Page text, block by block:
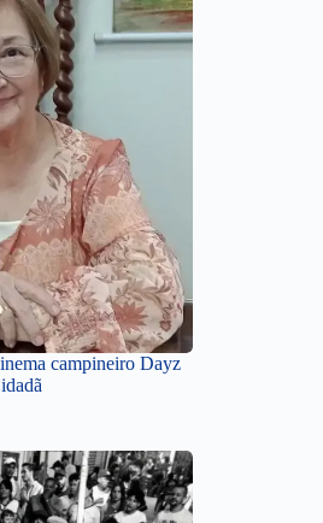
campineiro Dayz